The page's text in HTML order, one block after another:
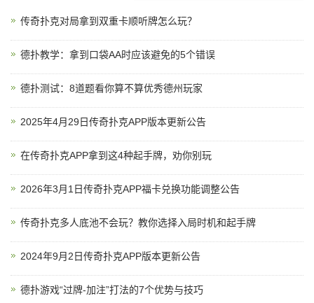
传奇扑克对局拿到双重卡顺听牌怎么玩？
德扑教学：拿到口袋AA时应该避免的5个错误
德扑测试：8道题看你算不算优秀德州玩家
2025年4月29日传奇扑克APP版本更新公告
在传奇扑克APP拿到这4种起手牌，劝你别玩
2026年3月1日传奇扑克APP福卡兑换功能调整公告
传奇扑克多人底池不会玩？教你选择入局时机和起手牌
2024年9月2日传奇扑克APP版本更新公告
德扑游戏“过牌-加注”打法的7个优势与技巧